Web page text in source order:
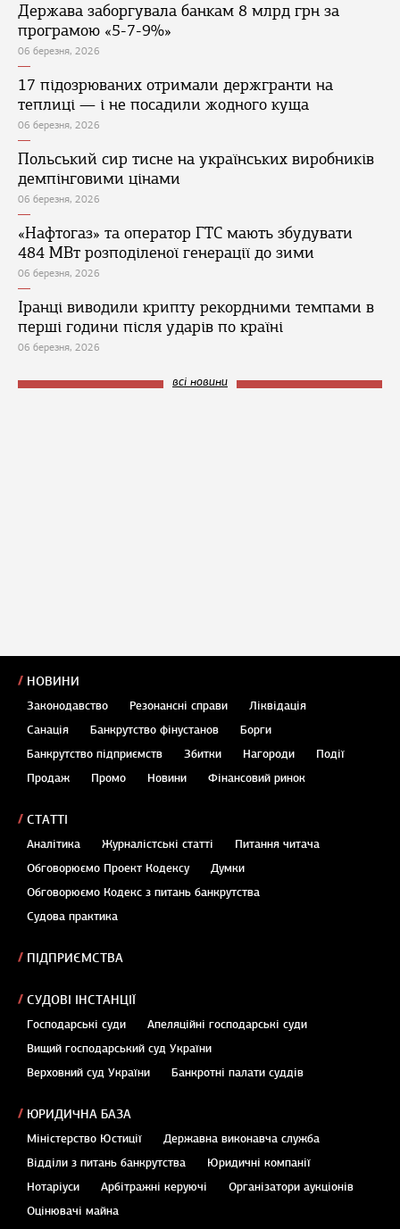
Держава заборгувала банкам 8 млрд грн за
програмою «5-7-9%»
06 березня, 2026
17 підозрюваних отримали держгранти на
теплиці — і не посадили жодного куща
06 березня, 2026
Польський сир тисне на українських виробників
демпінговими цінами
06 березня, 2026
«Нафтогаз» та оператор ГТС мають збудувати
484 МВт розподіленої генерації до зими
06 березня, 2026
Іранці виводили крипту рекордними темпами в
перші години після ударів по країні
06 березня, 2026
всі новини
НОВИНИ
Законодавство Резонансні справи
Ліквідація
Санація
Банкрутство фінустанов
Борги
Банкрутство підприємств
Збитки Нагороди
Події
Продаж
Промо Новини Фінансовий ринок
СТАТТІ
Аналітика Журналістські статті
Питання читача
Обговорюємо Проект Кодексу
Думки
Обговорюємо Кодекс з питань банкрутства
Судова практика
ПІДПРИЄМСТВА
СУДОВІ ІНСТАНЦІЇ
Господарські суди
Апеляційні господарські суди
Вищий господарський суд України
Верховний суд України
Банкротні палати суддів
ЮРИДИЧНА БАЗА
Міністерство Юстиції
Державна виконавча служба
Відділи з питань банкрутства
Юридичні компанії
Нотаріуси
Арбітражні керуючі
Організатори аукціонів
Оцінювачі майна